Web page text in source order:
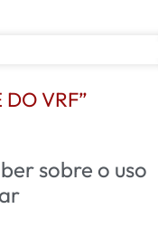
DO VRF”
sobre o uso